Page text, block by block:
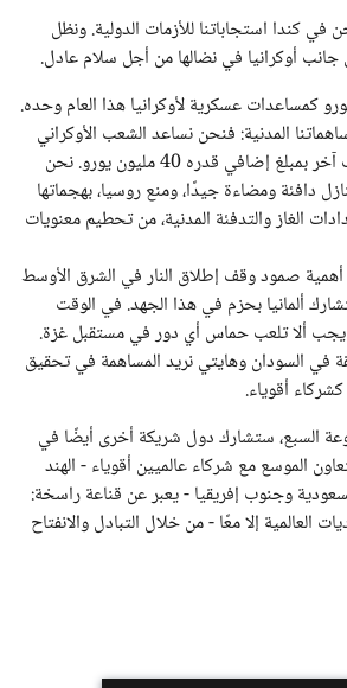
كندا استجاباتنا للأزمات الدولية. ونظل
أوكرانيا في نضالها من أجل سلام عادل.
9 مليارات يورو كمساعدات عسكرية لأوكرانيا هذا العام وحده.
المدنية: فنحن نساعد الشعب الأوكراني
على النجاة من شتاء حربٍ آخر بمبلغ إضافي قدره 40 مليون يورو. نحن
دافئة ومضاءة جيدًا، ومنع روسيا، بهجماتها
الغاز والتدفئة المدنية، من تحطيم معنويات
أهمية صمود وقف إطلاق النار في الشرق الأوسط
ألمانيا بحزم في هذا الجهد. في الوقت
يجب ألا تلعب حماس أي دور في مستقبل غزة.
في السودان وهايتي نريد المساهمة في تحقيق
كشركاء أقوياء.
السبع، ستشارك دول شريكة أخرى أيضًا في
الموسع مع شركاء عالميين أقوياء - الهند
وجنوب إفريقيا - يعبر عن قناعة راسخة:
العالمية إلا معًا - من خلال التبادل والانفتاح